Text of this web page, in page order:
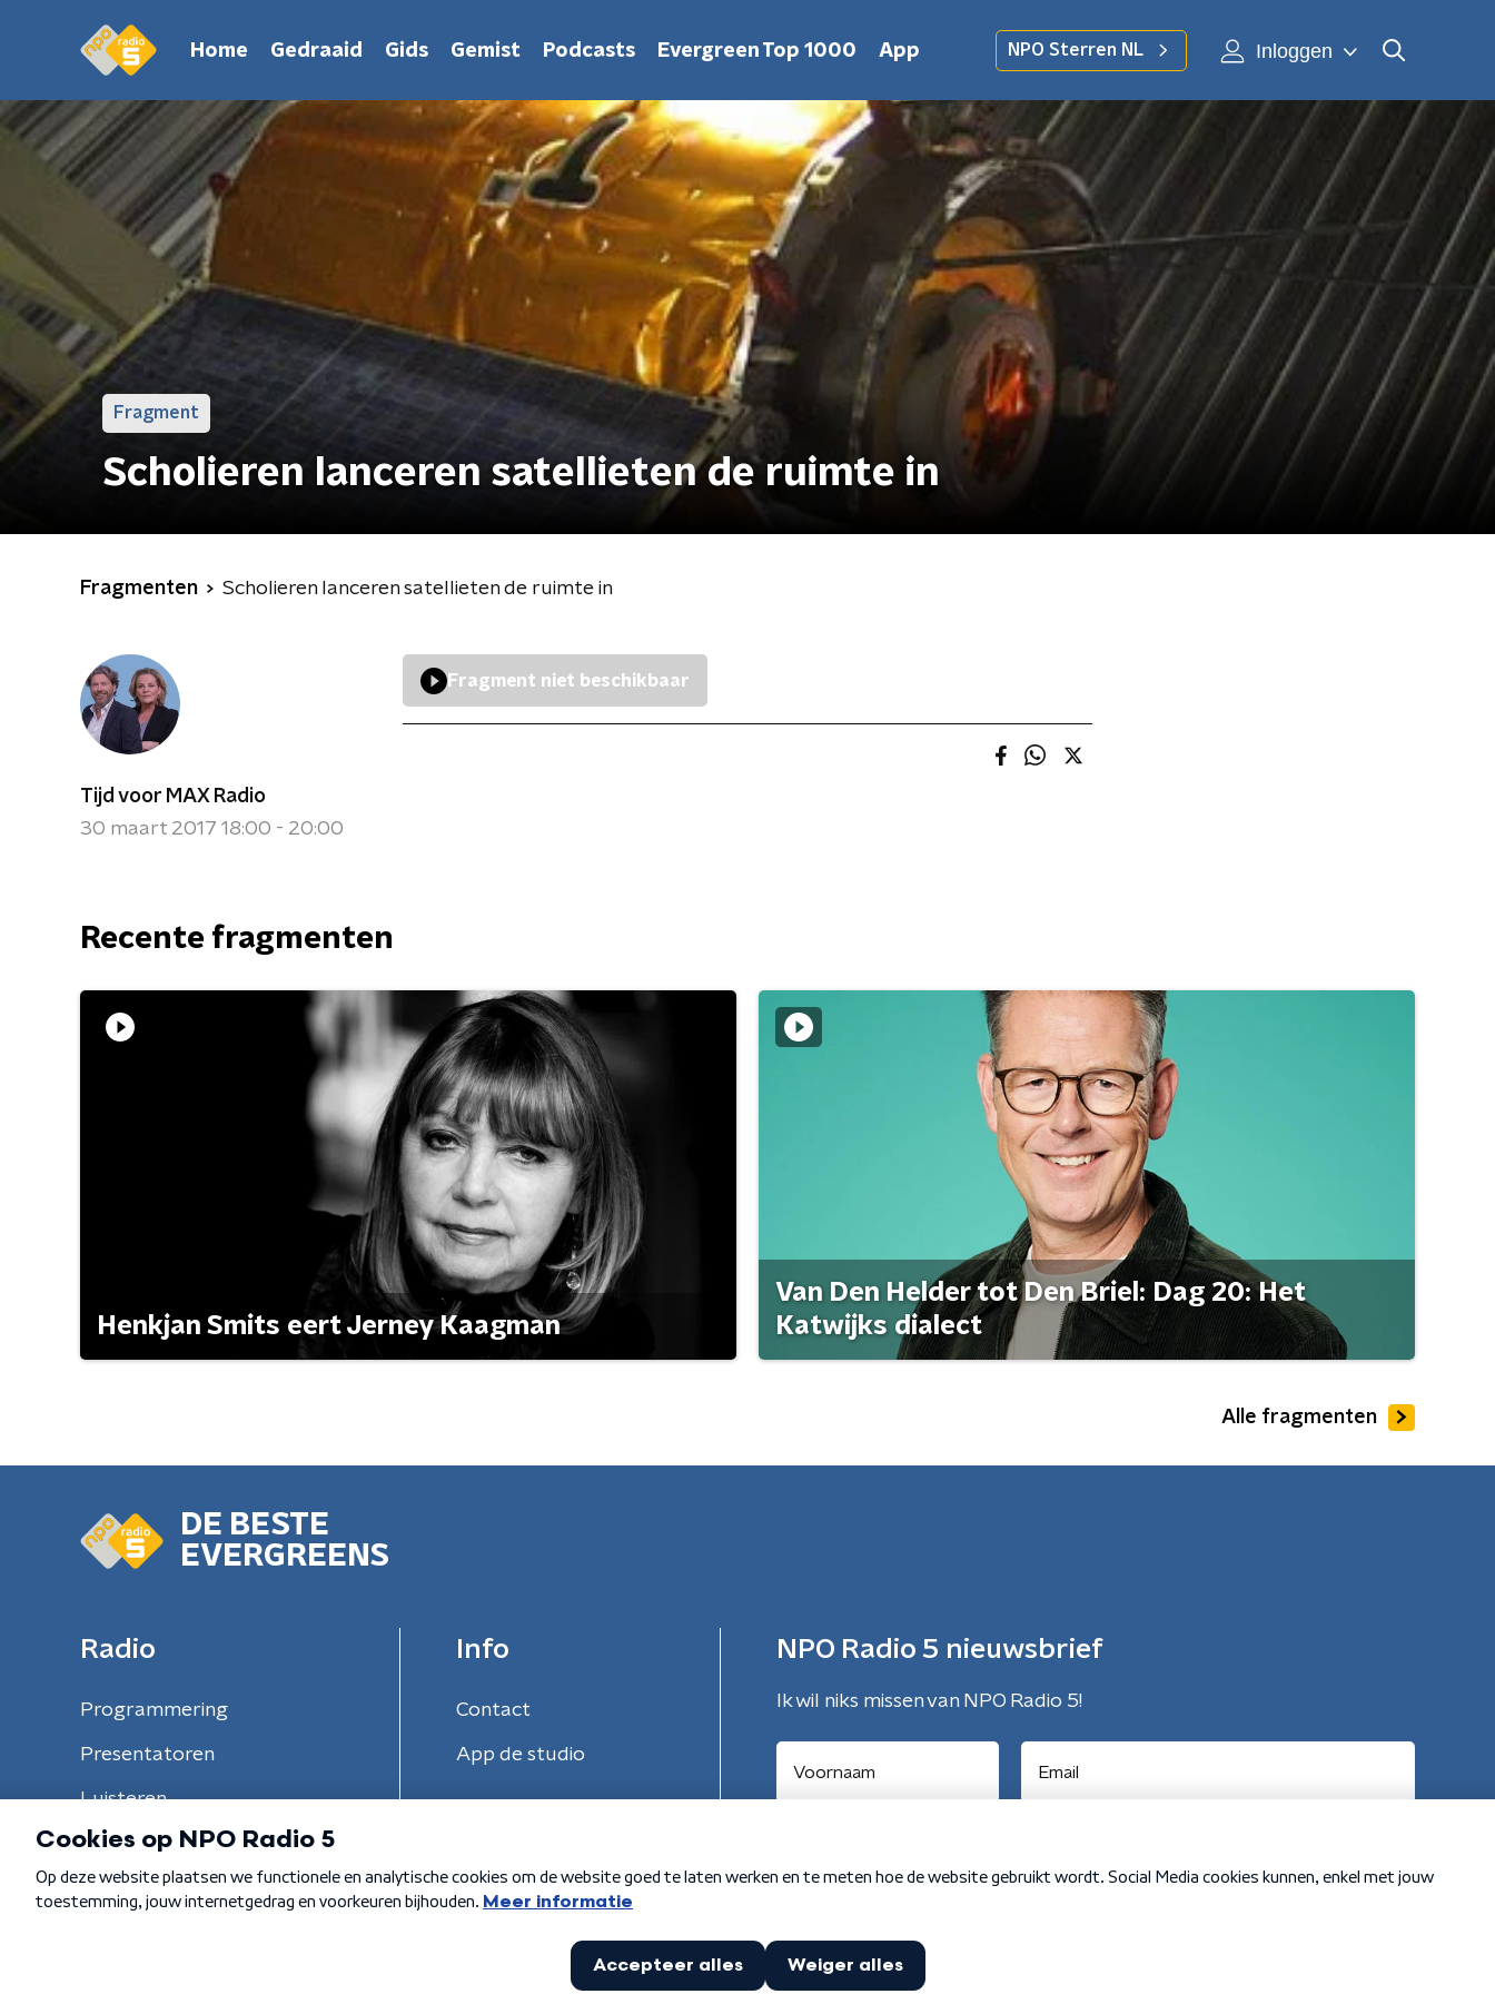
Home Gedraaid Gids Gemist Podcasts Evergreen Top 1000 App NPO Sterren NL Inloggen
Fragment
Scholieren lanceren satellieten de ruimte in
Fragmenten Scholieren lanceren satellieten de ruimte in
Tijd voor MAX Radio
30 maart 2017 18:00 - 20:00
Fragment niet beschikbaar
Recente fragmenten
Henkjan Smits eert Jerney Kaagman
Van Den Helder tot Den Briel: Dag 20: Het
Katwijks dialect
Alle fragmenten
DE BESTE
EVERGREENS
Radio
Programmering
Presentatoren
Luisteren
Info
Contact
App de studio
NPO Radio 5 nieuwsbrief
Ik wil niks missen van NPO Radio 5!
Algemene voorwaarden Privacybeleid